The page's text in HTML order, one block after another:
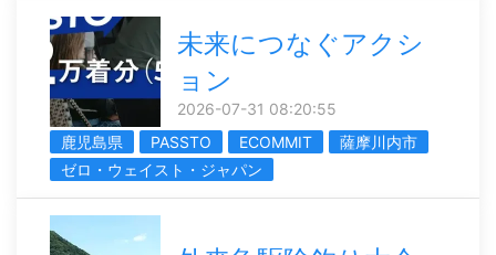
未来につなぐアクシ
ョン
2026-07-31 08:20:55
鹿児島県
PASSTO ECOMMIT
薩摩川内市
ゼロ・ウェイスト・ジャパン